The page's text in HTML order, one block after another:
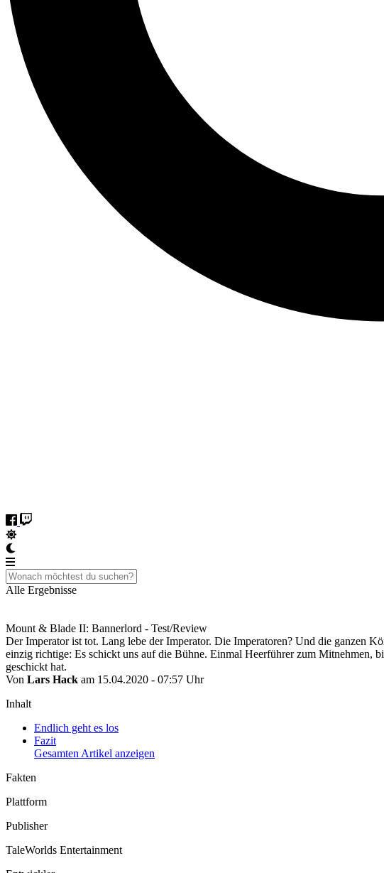
Alle Ergebnisse
Mount & Blade II: Bannerlord - Test/Review
Der Imperator ist tot. Lang lebe der Imperator. Die Imperatoren? Und die ganzen
einzig richtige: Es schickt uns auf die Bühne. Einmal Heerführer zum Mitnehmen,
geschickt hat.
Von Lars Hack am 15.04.2020 - 07:57 Uhr
Inhalt
Endlich geht es los
Fazit
Gesamten Artikel anzeigen
Fakten
Plattform
Publisher
TaleWorlds Entertainment